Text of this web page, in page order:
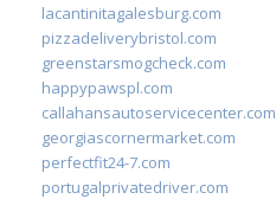
lacantinitagalesburg.com
pizzadeliverybristol.com
greenstarsmogcheck.com
happypawspl.com
callahansautoservicecenter.com
georgiascornermarket.com
perfectfit24-7.com
portugalprivatedriver.com